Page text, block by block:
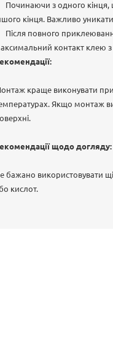
Починаючи з одного кінця,
кінця. Важливо
Після повного
контакт клею з
краще виконувати при
Якщо монтаж
щодо догляду:
бажано використовувати
кислот.